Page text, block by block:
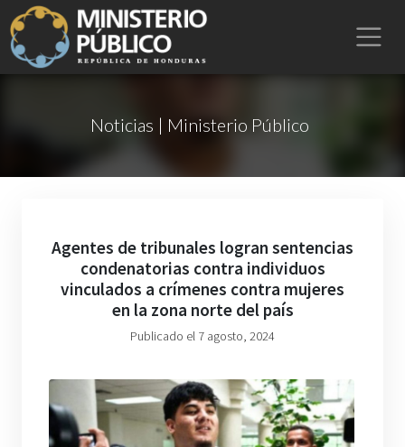
Noticias | Ministerio Público
Agentes de tribunales logran sentencias
condenatorias contra individuos
vinculados a crímenes contra mujeres
en la zona norte del país
Publicado el 7 agosto, 2024